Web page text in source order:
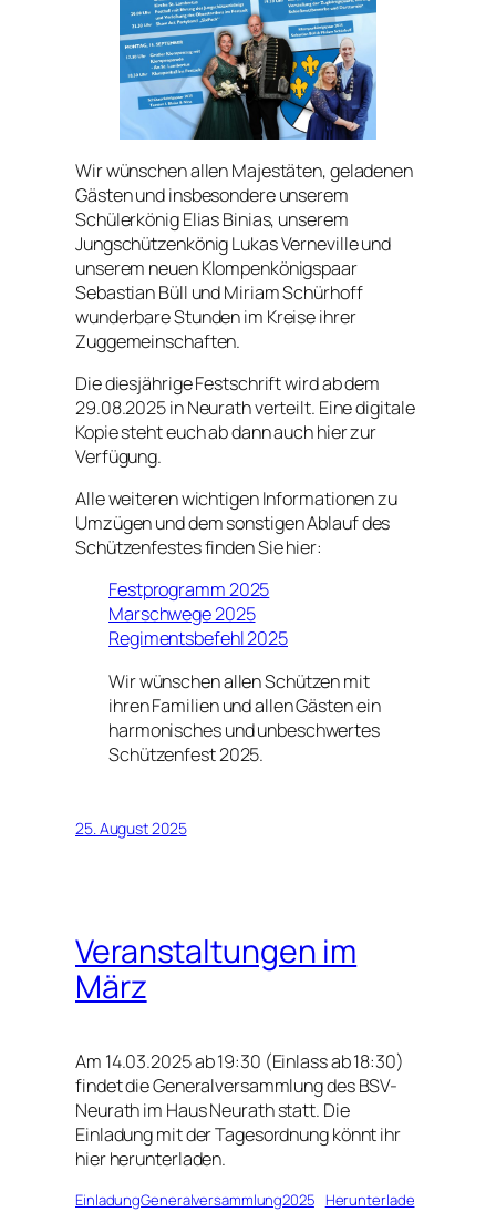
Wir wünschen allen Majestäten, geladenen
Gästen und insbesondere unserem
Schülerkönig Elias Binias, unserem
Jungschützenkönig Lukas Verneville und
unserem neuen Klompenkönigspaar
Sebastian Büll und Miriam Schürhoff
wunderbare Stunden im Kreise ihrer
Zuggemeinschaften.
Die diesjährige Festschrift wird ab dem
29.08.2025 in Neurath verteilt. Eine digitale
Kopie steht euch ab dann auch hier zur
Verfügung.
Alle weiteren wichtigen Informationen zu
Umzügen und dem sonstigen Ablauf des
Schützenfestes finden Sie hier:
Festprogramm 2025
Marschwege 2025
Regimentsbefehl 2025
Wir wünschen allen Schützen mit
ihren Familien und allen Gästen ein
harmonisches und unbeschwertes
Schützenfest 2025.
25. August 2025
Veranstaltungen im
März
Am 14.03.2025 ab 19:30 (Einlass ab 18:30)
findet die Generalversammlung des BSV-
Neurath im Haus Neurath statt. Die
Einladung mit der Tagesordnung könnt ihr
hier herunterladen.
EinladungGeneralversammlung2025 Herunterlade